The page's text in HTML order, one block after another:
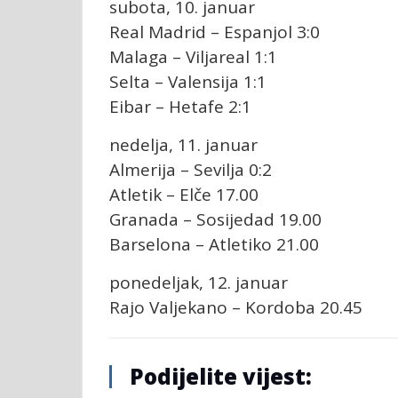
subota, 10. januar
Real Madrid – Espanjol 3:0
Malaga – Viljareal 1:1
Selta – Valensija 1:1
Eibar – Hetafe 2:1
nedelja, 11. januar
Almerija – Sevilja 0:2
Atletik – Elče 17.00
Granada – Sosijedad 19.00
Barselona – Atletiko 21.00
ponedeljak, 12. januar
Rajo Valjekano – Kordoba 20.45
Podijelite vijest: